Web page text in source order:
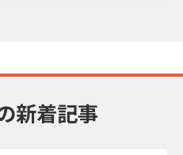
新着記事